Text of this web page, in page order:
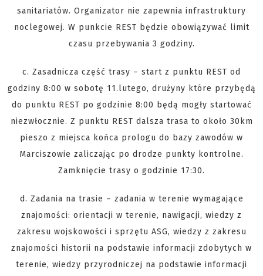
sanitariatów. Organizator nie zapewnia infrastruktury
noclegowej. W punkcie REST będzie obowiązywać limit
czasu przebywania 3 godziny.
c. Zasadnicza część trasy – start z punktu REST od
godziny 8:00 w sobotę 11.lutego, drużyny które przybędą
do punktu REST po godzinie 8:00 będą mogły startować
niezwłocznie. Z punktu REST dalsza trasa to około 30km
pieszo z miejsca końca prologu do bazy zawodów w
Marciszowie zaliczając po drodze punkty kontrolne.
Zamknięcie trasy o godzinie 17:30.
d. Zadania na trasie – zadania w terenie wymagające
znajomości: orientacji w terenie, nawigacji, wiedzy z
zakresu wojskowości i sprzętu ASG, wiedzy z zakresu
znajomości historii na podstawie informacji zdobytych w
terenie, wiedzy przyrodniczej na podstawie informacji